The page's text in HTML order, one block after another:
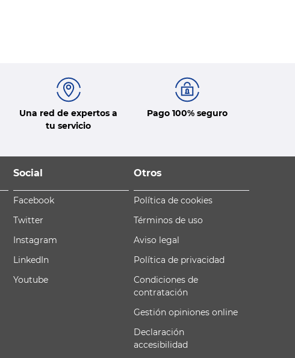
Una red de expertos a
tu servicio
Pago 100% seguro
Social
Facebook
Twitter
Instagram
LinkedIn
Youtube
Otros
Política de cookies
Términos de uso
Aviso legal
Política de privacidad
Condiciones de
contratación
Gestión opiniones online
Declaración
accesibilidad